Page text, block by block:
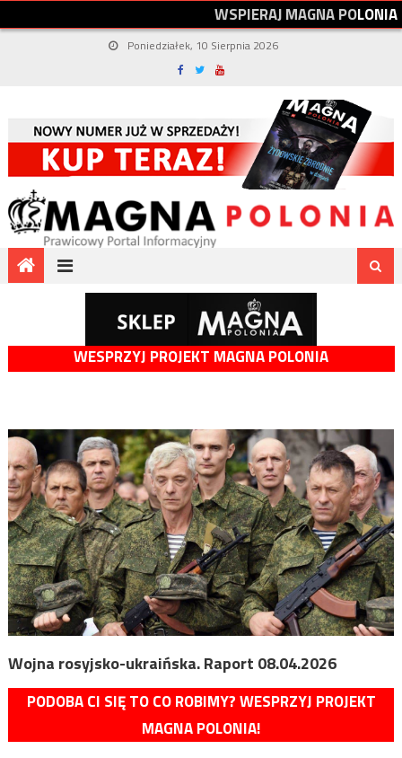
WSPIERAJMAGNAPOLONIA
Poniedziałek, 10 Sierpnia 2026
WESPRZYJ PROJEKT MAGNA POLONIA
Wojna rosyjsko-ukraińska. Raport 08.04.2026
PODOBA CI SIĘ TO CO ROBIMY? WESPRZYJ PROJEKT
MAGNA POLONIA!